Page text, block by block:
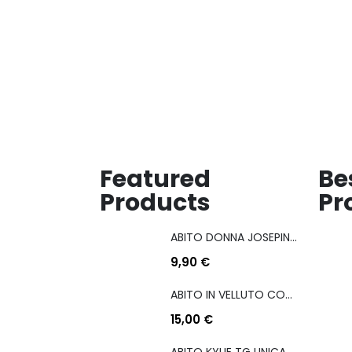
Featured
Products
ABITO DONNA JOSEPINA MIS M/L
9,90 €
ABITO IN VELLUTO CON COULISSE LATERALE
15,00 €